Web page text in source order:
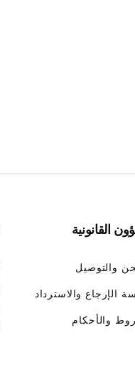
القانونية
والتوصيل
الإرجاع والاسترداد
والأحكام